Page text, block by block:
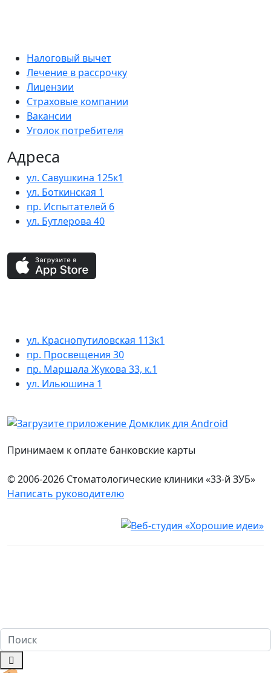
Налоговый вычет
Лечение в рассрочку
Лицензии
Страховые компании
Вакансии
Уголок потребителя
Адреса
ул. Савушкина 125к1
ул. Боткинская 1
пр. Испытателей 6
ул. Бутлерова 40
ул. Краснопутиловская 113к1
пр. Просвещения 30
пр. Маршала Жукова 33, к.1
ул. Ильюшина 1
Принимаем к оплате банковские карты
© 2006-2026 Стоматологические клиники «33-й ЗУБ»
Написать руководителю